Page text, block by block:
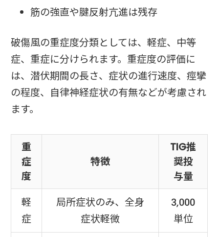
筋の強直や腱反射亢進は残存
破傷風の重症度分類としては、軽症、中等
症、重症に分けられます。重症度の評価に
は、潜伏期間の長さ、症状の進行速度、痙攣
の程度、自律神経症状の有無などが考慮され
ます。
重
症
度
特徴
TIG推
奨投
与量
軽
症
局所症状のみ、全身
症状軽微
3,000
単位